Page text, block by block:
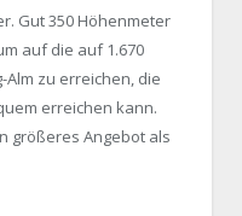
Gut 350 Höhenmeter
auf die auf 1.670
zu erreichen, die
erreichen kann.
größeres Angebot als